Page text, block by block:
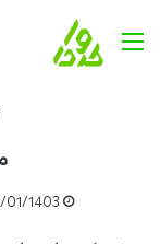
منو
01/1403